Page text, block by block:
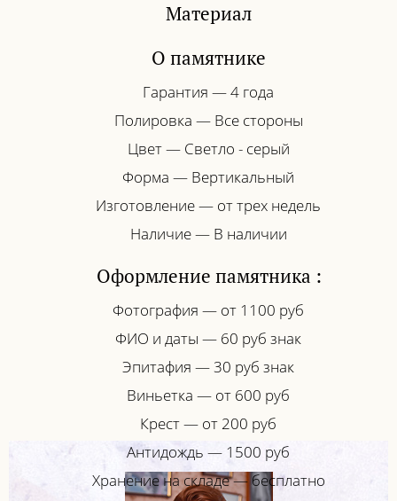
Материал
О памятнике
Гарантия — 4 года
Полировка — Все стороны
Цвет — Светло - серый
Форма — Вертикальный
Изготовление — от трех недель
Наличие — В наличии
Оформление памятника :
Фотография — от 1100 руб
ФИО и даты — 60 руб знак
Эпитафия — 30 руб знак
Виньетка — от 600 руб
Крест — от 200 руб
Антидождь — 1500 руб
Хранение на складе — бесплатно